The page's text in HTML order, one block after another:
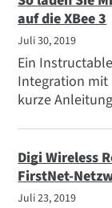
auf die XBee 3
Juli 30, 2019
Ein
Integration mit
kurze
Digi Wireless
FirstNet-
Juli 23, 2019